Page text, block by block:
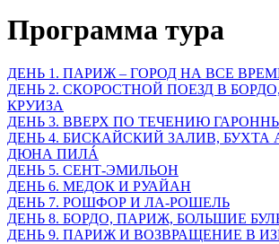
Программа тура
ДЕНЬ 1. ПАРИЖ – ГОРОД НА ВСЕ
ДЕНЬ 2. СКОРОСТНОЙ ПОЕЗД В
КРУИЗА
ДЕНЬ 3. ВВЕРХ ПО ТЕЧЕНИЮ
ДЕНЬ 4. БИСКАЙСКИЙ ЗАЛИВ,
ДЮНА ПИЛÁ
ДЕНЬ 5. СЕНТ-ЭМИЛЬОН
ДЕНЬ 6. МЕДОК И РУАЙАН
ДЕНЬ 7. РОШФОР И ЛА-РОШЕЛЬ
ДЕНЬ 8. БОРДО, ПАРИЖ, БОЛЬШИЕ
ДЕНЬ 9. ПАРИЖ И ВОЗВРАЩЕНИЕ В